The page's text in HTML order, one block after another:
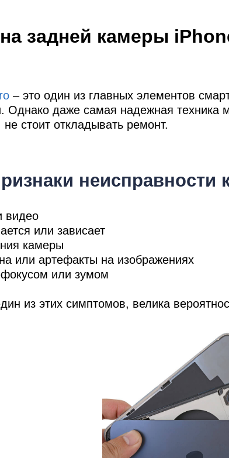
задней камеры
– это один из главных элементов
Однако даже самая надежная техника
не стоит откладывать ремонт.
неисправности
видео
или зависает
камеры
или артефакты на изображениях
или зумом
из этих симптомов, велика